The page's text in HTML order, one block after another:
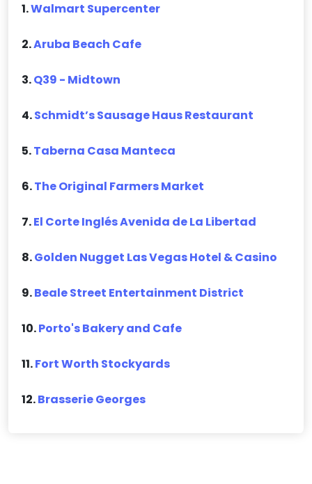
1.Walmart Supercenter
2.Aruba Beach Cafe
3.Q39 - Midtown
4.Schmidt’s Sausage Haus Restaurant
5.Taberna Casa Manteca
6.The Original Farmers Market
7.El Corte Inglés Avenida de La Libertad
8.Golden Nugget Las Vegas Hotel & Casino
9.Beale Street Entertainment District
10.Porto's Bakery and Cafe
11.Fort Worth Stockyards
12.Brasserie Georges